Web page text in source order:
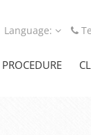
Language:
PROCEDURE